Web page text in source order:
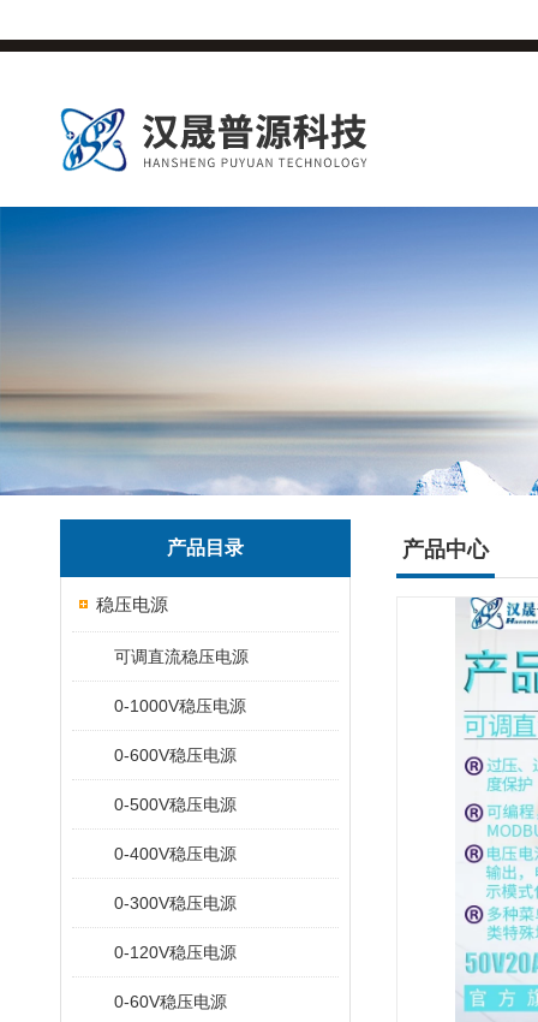
产品目录
稳压电源
可调直流稳压电源
0-1000V稳压电源
0-600V稳压电源
0-500V稳压电源
0-400V稳压电源
0-300V稳压电源
0-120V稳压电源
0-60V稳压电源
产品中心